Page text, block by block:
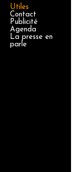
Utiles
Contact
Publicité
Agenda
La presse en
parle